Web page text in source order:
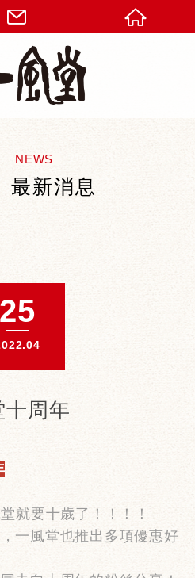
NEWS
最新消息
25
十周年
就要十歲了！！！！
一風堂也推出多項優惠好